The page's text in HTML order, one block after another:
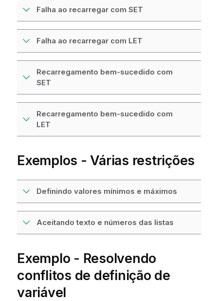
Falha ao recarregar com SET
Falha ao recarregar com LET
Recarregamento bem-sucedido com
SET
Recarregamento bem-sucedido com
LET
Exemplos - Várias restrições
Definindo valores mínimos e máximos
Aceitando texto e números das listas
Exemplo - Resolvendo
conflitos de definição de
variável